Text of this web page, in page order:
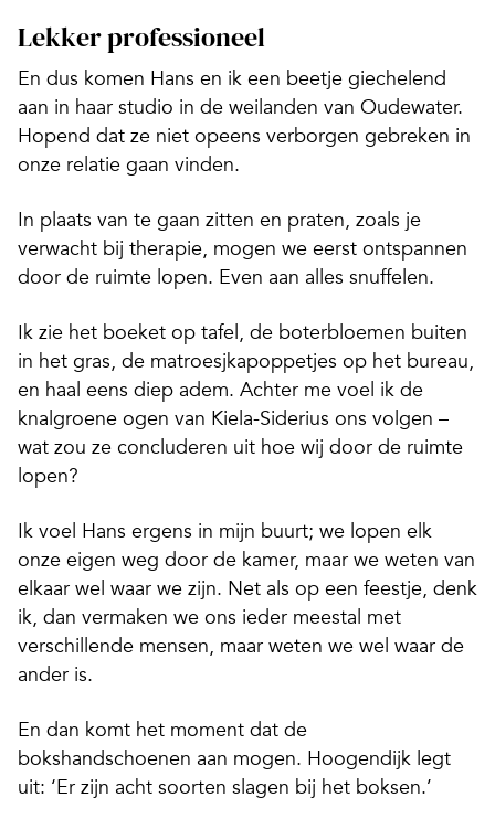
Lekker professioneel
En dus komen Hans en ik een beetje giechelend
aan in haar studio in de weilanden van Oudewater.
Hopend dat ze niet opeens verborgen gebreken in
onze relatie gaan vinden.
In plaats van te gaan zitten en praten, zoals je
verwacht bij therapie, mogen we eerst ontspannen
door de ruimte lopen. Even aan alles snuffelen.
Ik zie het boeket op tafel, de boterbloemen buiten
in het gras, de matroesjkapoppetjes op het bureau,
en haal eens diep adem. Achter me voel ik de
knalgroene ogen van Kiela-Siderius ons volgen –
wat zou ze concluderen uit hoe wij door de ruimte
lopen?
Ik voel Hans ergens in mijn buurt; we lopen elk
onze eigen weg door de kamer, maar we weten van
elkaar wel waar we zijn. Net als op een feestje, denk
ik, dan vermaken we ons ieder meestal met
verschillende mensen, maar weten we wel waar de
ander is.
En dan komt het moment dat de
bokshandschoenen aan mogen. Hoogendijk legt
uit: ‘Er zijn acht soorten slagen bij het boksen.’